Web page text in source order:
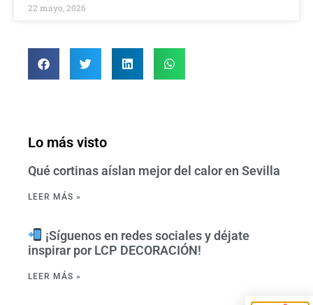
22 mayo, 2026
Lo más visto
Qué cortinas aíslan mejor del calor en Sevilla
LEER MÁS »
¡Síguenos en redes sociales y déjate
inspirar por LCP DECORACIÓN!
LEER MÁS »